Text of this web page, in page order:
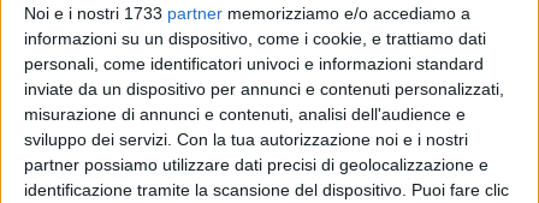
Noi e i nostri 1733 partner memorizziamo e/o accediamo a
informazioni su un dispositivo, come i cookie, e trattiamo dati
personali, come identificatori univoci e informazioni standard
inviate da un dispositivo per annunci e contenuti personalizzati,
misurazione di annunci e contenuti, analisi dell'audience e
sviluppo dei servizi. Con la tua autorizzazione noi e i nostri
partner possiamo utilizzare dati precisi di geolocalizzazione e
identificazione tramite la scansione del dispositivo. Puoi fare clic
oltre ad essere in regola con il fisco devono pagare anche il
box al Comune. Invero lo stesso discorso vale per tutti coloro
che agli ingressi di Trani vendono la loro merce, presa chissà
dove e come, sopra a fatiscenti 3 ruote o nei cofani delle
auto. Lo Stato, che sanziona chi non emette lo scontrino,
cosa fa nei confronti di chi non ha licenza commerciale e
registratore di cassa? Ve lo dico io: niente. Questi abusivi